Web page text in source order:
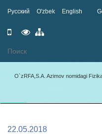
Русский O'zbek English
versiyaimkoniyatlar
O`zRFA,S.A. Azimov nomidagi
22.05.2018